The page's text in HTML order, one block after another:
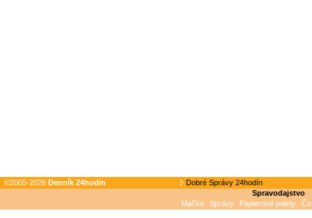
©2005-2026 Denník 24hodin
Dobré Správy 24hodín
Spravodajstvo
Mačka
Správy Papierové palety